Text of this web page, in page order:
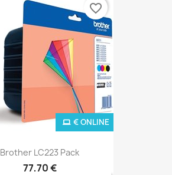
Brother LC223 Pack
77,70 €
€ ONLINE
favorite_border